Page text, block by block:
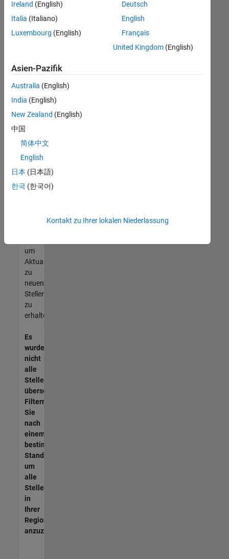
oder
alle
Stellenangebote
anzeigen .
noch
keine
offenen
Stellen
können,
die
Ihren
entsprechen,
werden
unseres
um
Aktualisierungen
zu
neuen
Stellenangeboten
zu
erhalten.
Es
wurden
nicht
alle
Stellen
übersetzt.
Filtern
Sie
nach
einem
bestimmten
Standort,
um
alle
Stellenangebote
in
Ihrer
Region
anzuzeigen.
Ireland (English)
Italia (Italiano)
Luxembourg (English)
Deutsch
English
Français
United Kingdom(English)
Asien-Pazifik
Australia (English)
India (English)
New Zealand (English)
中国
简体中文
English
日本 (日本語)
한국 (한국어)
Kontakt zu Ihrer lokalen Niederlassung